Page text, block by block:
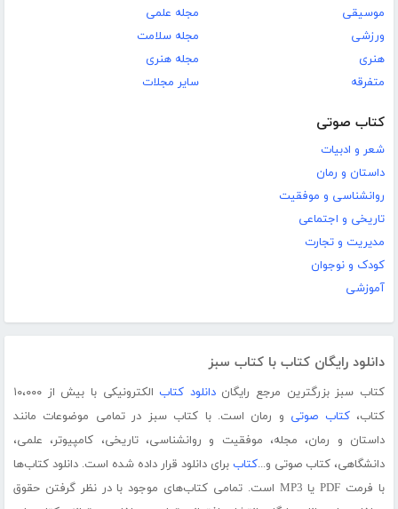
موسیقی
ورزشی
هنری
متفرقه
مجله علمی
مجله سلامت
مجله هنری
سایر مجلات
کتاب صوتی
شعر و ادبیات
داستان و رمان
روانشناسی و موفقیت
تاریخی و اجتماعی
مدیریت و تجارت
کودک و نوجوان
آموزشی
دانلود رایگان کتاب با کتاب سبز
کتاب سبز بزرگترین مرجع رایگاندانلود کتاب
الکترونیکی با بیش از ۱۰،۰۰۰
کتاب،کتاب صوتی و رمان است. با کتاب سبز در تمامی موضوعات مانند
داستان و رمان، مجله، موفقیت و روانشناسی، تاریخی، کامپیوتر، علمی،
دانشگاهی، کتاب صوتی و...کتاب برای دانلود قرار داده شده است. دانلود کتاب‌ها
با فرمت PDF یا MP3 است. تمامی کتاب‌های موجود با در نظر گرفتن حقوق